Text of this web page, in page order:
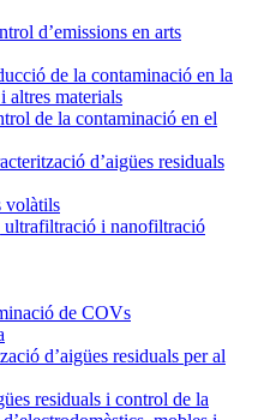
d’emissions en arts
de la contaminació en la
altres materials
de la contaminació en el
d’aigües residuals
volàtils
i nanofiltració
de COVs
d’aigües residuals per al
residuals i control de la